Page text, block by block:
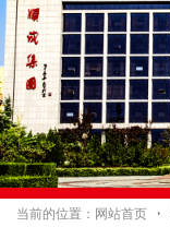
当前的位置： 网站首页 